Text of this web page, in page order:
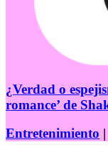
¿Verdad o
romance’ de
Entretenimiento